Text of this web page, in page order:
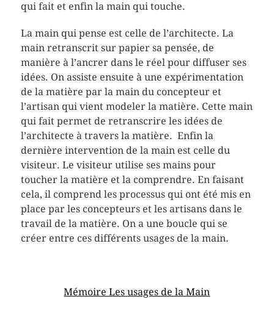
qui fait et enfin la main qui touche.
La main qui pense est celle de l’architecte. La
main retranscrit sur papier sa pensée, de
manière à l’ancrer dans le réel pour diffuser ses
idées. On assiste ensuite à une expérimentation
de la matière par la main du concepteur et
l’artisan qui vient modeler la matière. Cette main
qui fait permet de retranscrire les idées de
l’architecte à travers la matière. Enfin la
dernière intervention de la main est celle du
visiteur. Le visiteur utilise ses mains pour
toucher la matière et la comprendre. En faisant
cela, il comprend les processus qui ont été mis en
place par les concepteurs et les artisans dans le
travail de la matière. On a une boucle qui se
créer entre ces différents usages de la main.
Mémoire Les usages de la Main